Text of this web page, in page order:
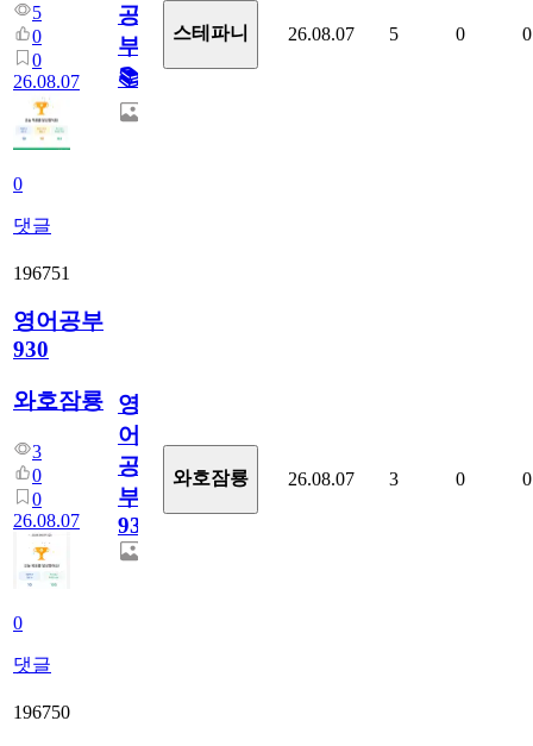
5
0
0
26.08.07
0
댓글
공
부!
📚
스테파니 26.08.07 5 0 0
196751
영어공부
930
와호잠룡
3
0
0
26.08.07
0
댓글
영
어
공
부
930
와호잠룡 26.08.07 3 0 0
196750